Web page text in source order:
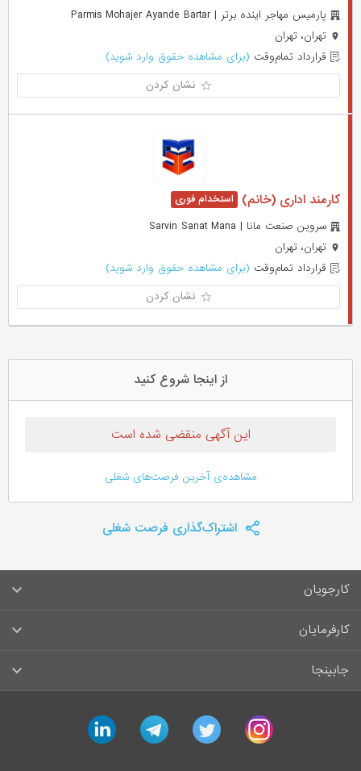
پارمیس مهاجر اینده برتر | Parmis Mohajer Ayande Bartar
تهران، تهران
قرارداد تمام‌وقت (برای مشاهده حقوق وارد شوید)
نشان کردن
کارمند اداری (خانم)
سروین صنعت مانا | Sarvin Sanat Mana
تهران، تهران
قرارداد تمام‌وقت (برای مشاهده حقوق وارد شوید)
نشان کردن
از اینجا شروع کنید
این آگهی منقضی شده است
مشاهده‌ی آخرین فرصت‌های شغلی
اشتراک‌گذاری فرصت شغلی
کارجویان
سوالات متداول کارجویان
لیست مشاغل
آگهی‌های استخدام
کارفرمایان
راهنمای ثبت آگهی استخدام
قوانین و مقررات کارفرمایان
جابینجا
جابینجا در رسانه‌ها
instagram
twitter
telegram
linkedin